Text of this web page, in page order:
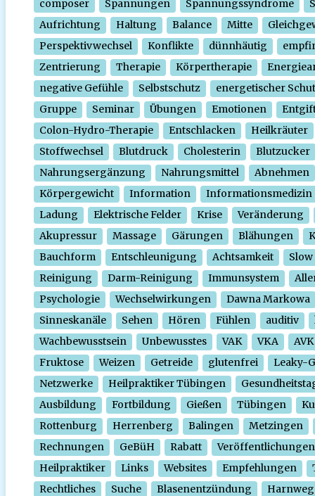
composer Spannungen Spannungssyndrome
Aufrichtung
Haltung Balance Mitte
Perspektivwechsel
Konflikte dünnhäutig
Zentrierung
Therapie Körpertherapie
negative Gefühle
Selbstschutz
energetischer
Gruppe
Seminar Übungen Emotionen
Colon-Hydro-Therapie
Entschlacken
Heilkräuter
Stoffwechsel
Blutdruck Cholesterin
Blutzucker
Nahrungsergänzung
Nahrungsmittel
Abnehmen
Körpergewicht
Information
Informationsmedizin
Ladung
Elektrische Felder Krise
Veränderung
Akupressur
Massage Gärungen Blähungen
Bauchform
Entschleunigung Achtsamkeit
Slow
Reinigung
Darm-Reinigung Immunsystem
Psychologie
Wechselwirkungen
Dawna Markowa
Sinneskanäle
Sehen Hören Fühlen auditiv
Wachbewusstsein
Unbewusstes VAK VKA
AVK
Fruktose
Weizen Getreide glutenfrei
Leaky-
Netzwerke
Heilpraktiker Tübingen
Ausbildung
Fortbildung Gießen Tübingen
Rottenburg
Herrenberg Balingen
Metzingen
Rechnungen
GeBüH Rabatt
Veröffentlichungen
Heilpraktiker
Links Websites Empfehlungen
Rechtliches
Suche Blasenentzündung